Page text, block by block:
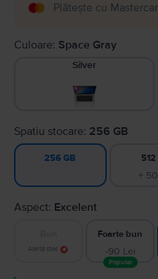
Plătește cu
Culoare: Space Gray
Silver
Spatiu stocare: 256 GB
256 GB 512
+
Aspect: Excelent
Alertă stoc
Foarte bun
-90 Lei
Popular